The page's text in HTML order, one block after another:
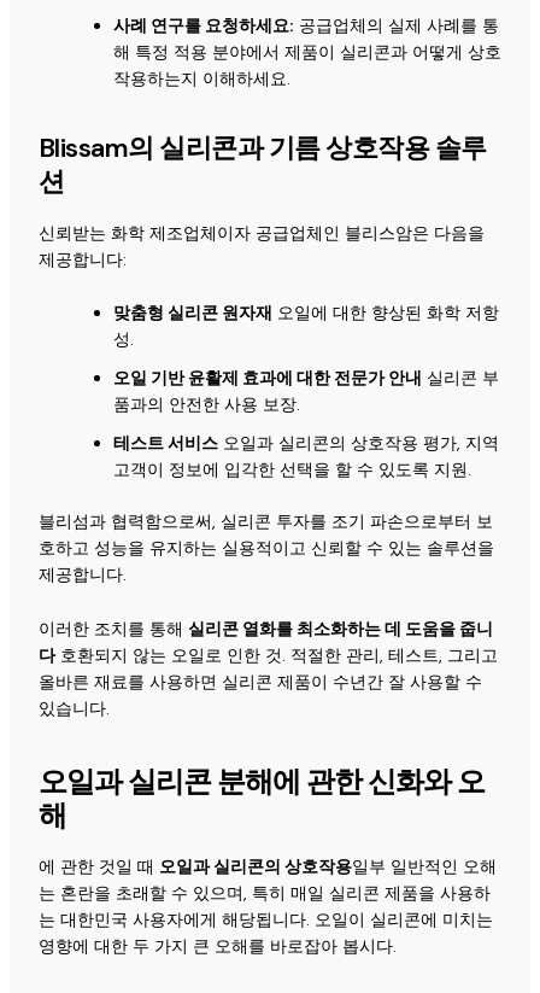
사례 연구를 요청하세요: 공급업체의 실제 사례를 통
해 특정 적용 분야에서 제품이 실리콘과 어떻게 상호
작용하는지 이해하세요.
Blissam의 실리콘과 기름 상호작용 솔루
션
신뢰받는 화학 제조업체이자 공급업체인 블리스암은 다음을
제공합니다:
맞춤형 실리콘 원자재 오일에 대한 향상된 화학 저항
성.
오일 기반 윤활제 효과에 대한 전문가 안내 실리콘 부
품과의 안전한 사용 보장.
테스트 서비스오일과 실리콘의 상호작용 평가, 지역
고객이 정보에 입각한 선택을 할 수 있도록 지원.
블리섬과 협력함으로써, 실리콘 투자를 조기 파손으로부터 보
호하고 성능을 유지하는 실용적이고 신뢰할 수 있는 솔루션을
제공합니다.
이러한 조치를 통해 실리콘 열화를 최소화하는 데 도움을 줍니
다호환되지 않는 오일로 인한 것. 적절한 관리, 테스트, 그리고
올바른 재료를 사용하면 실리콘 제품이 수년간 잘 사용할 수
있습니다.
오일과 실리콘 분해에 관한 신화와 오
해
에 관한 것일 때 오일과 실리콘의 상호작용일부 일반적인 오해
는 혼란을 초래할 수 있으며, 특히 매일 실리콘 제품을 사용하
는 대한민국 사용자에게 해당됩니다. 오일이 실리콘에 미치는
영향에 대한 두 가지 큰 오해를 바로잡아 봅시다.